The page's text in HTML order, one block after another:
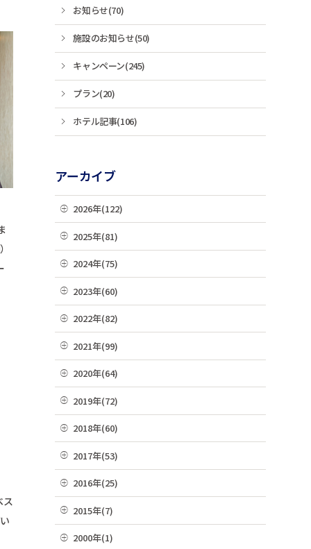
ス
お知らせ(70)
施設のお知らせ(50)
キャンペーン(245)
プラン(20)
ホテル記事(106)
アーカイブ
2026年(122)
07月(22)
05月(13)
04月(10)
03月(36)
02月(9)
01月(13)
2025年(81)
12月(8)
10月(4)
08月(4)
07月(7)
06月(2)
05月(6)
04月(4)
03月(7)
02月(10)
01月(4)
2024年(75)
12月(4)
10月(9)
08月(6)
07月(6)
06月(7)
05月(9)
04月(5)
03月(8)
02月(5)
01月(6)
2023年(60)
12月(4)
10月(3)
08月(4)
07月(4)
06月(7)
05月(10)
04月(2)
03月(8)
02月(4)
2022年(82)
12月(8)
10月(16)
08月(4)
07月(10)
06月(8)
05月(6)
04月(2)
03月(7)
2021年(99)
12月(9)
10月(6)
08月(4)
07月(8)
06月(10)
05月(8)
2020年(64)
12月(2)
10月(7)
08月(4)
07月(5)
06月(6)
2019年(72)
12月(7)
10月(8)
08月(2)
07月(5)
2018年(60)
12月(7)
10月(3)
08月(3)
2017年(53)
12月(2)
10月(7)
2016年(25)
12月(2)
2015年(7)
11月(1)
2000年(1)